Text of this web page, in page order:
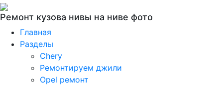
Ремонт кузова нивы на ниве фото
Главная
Разделы
Chery
Ремонтируем джили
Opel ремонт